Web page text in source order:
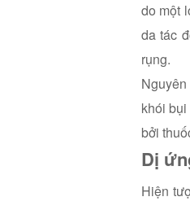
do một
da tác
rụng.
khói
bởi
Dị
Hiện